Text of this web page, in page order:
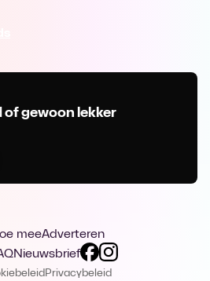
of gewoon lekker
meeAdverteren
Nieuwsbrief
Privacybeleid